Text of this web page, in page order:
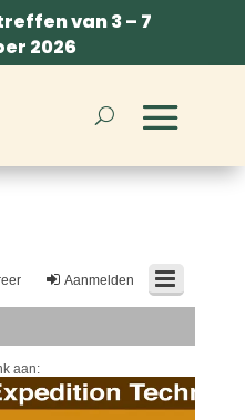
van 3 – 7
2026